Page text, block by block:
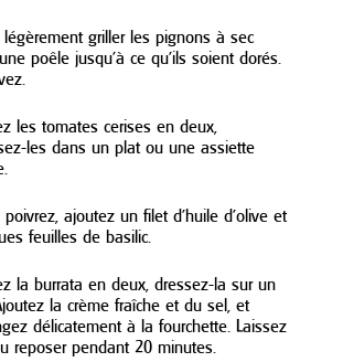
légèrement griller les pignons à sec
poêle jusqu’à ce qu’ils soient dorés.
les tomates cerises en deux,
les dans un plat ou une assiette
poivrez, ajoutez un filet d’huile d’olive et
feuilles de basilic.
la burrata en deux, dressez-la sur un
la crème fraîche et du sel, et
délicatement à la fourchette. Laissez
reposer pendant 20 minutes.